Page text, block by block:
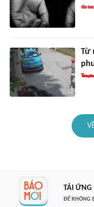
Từ
TẢI ỨNG
ĐỂ KHÔNG